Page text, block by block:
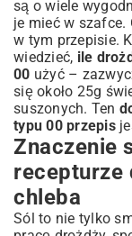
są o wiele
je mieć w szafce.
w tym przepisie.
wiedzieć, ile
00 użyć –
się około 25g
suszonych. Ten
typu 00 przepis
Znaczenie
recepturze
chleba
Sól to nie tylko